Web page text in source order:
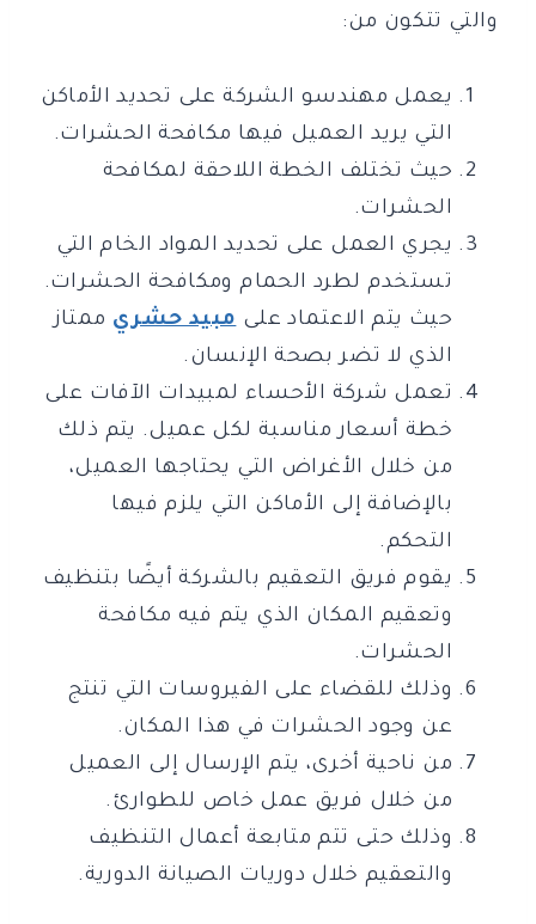
والتي تتكون من:
يعمل مهندسو الشركة على تحديد الأماكن
التي يريد العميل فيها مكافحة الحشرات.
حيث تختلف الخطة اللاحقة لمكافحة
الحشرات.
يجري العمل على تحديد المواد الخام التي
تستخدم لطرد الحمام ومكافحة الحشرات.
حيث يتم الاعتماد علىمبيد حشري ممتاز
الذي لا تضر بصحة الإنسان.
تعمل شركة الأحساء لمبيدات الآفات على
خطة أسعار مناسبة لكل عميل. يتم ذلك
من خلال الأغراض التي يحتاجها العميل،
بالإضافة إلى الأماكن التي يلزم فيها
التحكم.
يقوم فريق التعقيم بالشركة أيضًا بتنظيف
وتعقيم المكان الذي يتم فيه مكافحة
الحشرات.
وذلك للقضاء على الفيروسات التي تنتج
عن وجود الحشرات في هذا المكان.
من ناحية أخرى، يتم الإرسال إلى العميل
من خلال فريق عمل خاص للطوارئ.
وذلك حتى تتم متابعة أعمال التنظيف
والتعقيم خلال دوريات الصيانة الدورية.